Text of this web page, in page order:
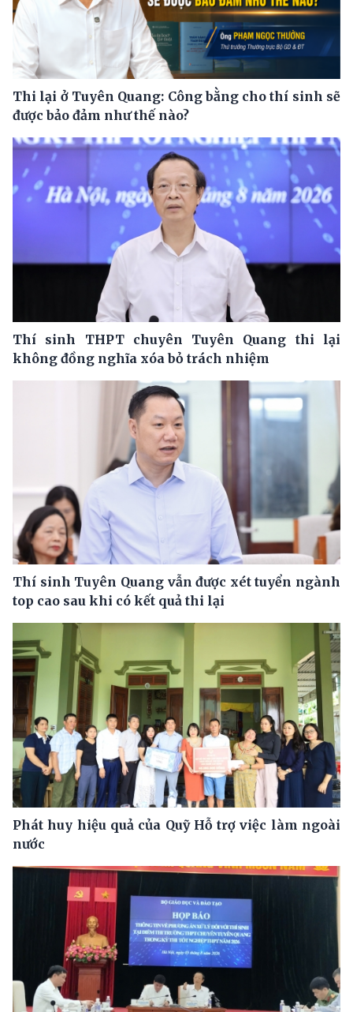
Thi lại ở Tuyên Quang: Công bằng cho thí sinh sẽ
được bảo đảm như thế nào?
Thí sinh THPT chuyên Tuyên Quang thi lại
không đồng nghĩa xóa bỏ trách nhiệm
Thí sinh Tuyên Quang vẫn được xét tuyển ngành
top cao sau khi có kết quả thi lại
Phát huy hiệu quả của Quỹ Hỗ trợ việc làm ngoài
nước